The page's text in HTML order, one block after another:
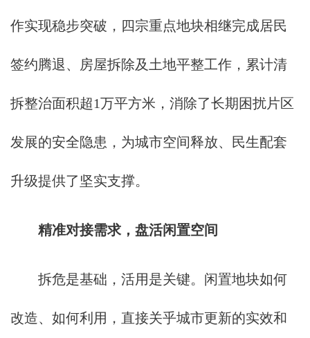
作实现稳步突破，四宗重点地块相继完成居民
签约腾退、房屋拆除及土地平整工作，累计清
拆整治面积超1万平方米，消除了长期困扰片区
发展的安全隐患，为城市空间释放、民生配套
升级提供了坚实支撑。
精准对接需求，盘活闲置空间
拆危是基础，活用是关键。闲置地块如何
改造、如何利用，直接关乎城市更新的实效和